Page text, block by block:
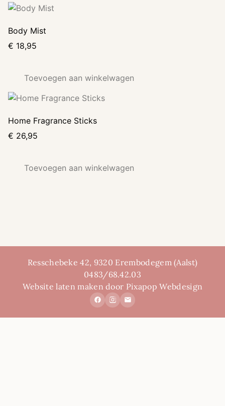
Body Mist
€ 18,95
Toevoegen aan winkelwagen
Home Fragrance Sticks
€ 26,95
Toevoegen aan winkelwagen
Resschebeke 42, 9320 Erembodegem (Aalst)
0483/68.42.03
Website laten maken door Pixapop Webdesign